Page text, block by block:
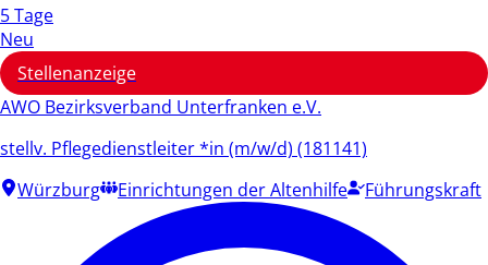
5 Tage
Neu
Stellenanzeige
AWO Bezirksverband Unterfranken e.V.
stellv. Pflegedienstleiter *in (m/w/d) (181141)
Würzburg
Einrichtungen der Altenhilfe Führungskraft